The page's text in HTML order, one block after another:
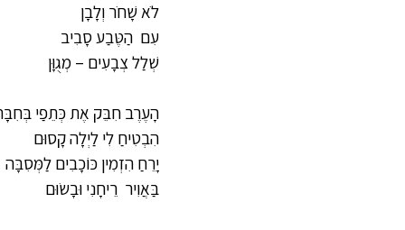
לֹא שָׁחֹר וְלָבָן
עִם  הַטֶּבַע סָבִיב
שְׁלַל צְבָעִים – מְגֻוָּן
הָעֶרֶב חִבֵּק אֶת כְּתֵפַי
הִבְטִיחַ לִי לַיְלָה קָסוּם
יָרֵחַ הִזְמִין כּוֹכָבִים לַמְּסִבָּה
בַּאֲוִיר  רֵיחָנִי וּבָשׂוּם